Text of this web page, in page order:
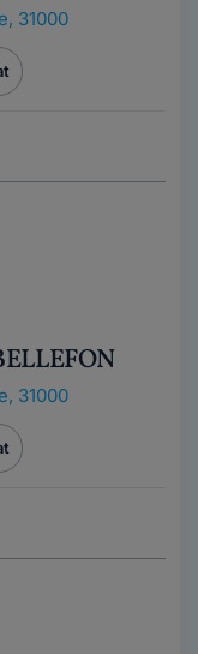
31000
31000